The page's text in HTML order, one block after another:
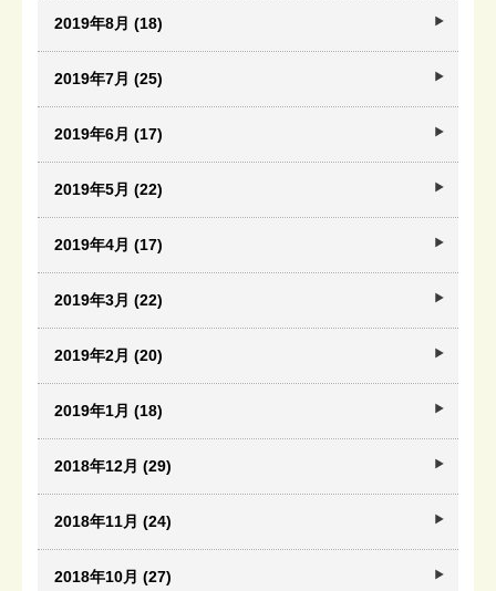
2019年8月 (18)
2019年7月 (25)
2019年6月 (17)
2019年5月 (22)
2019年4月 (17)
2019年3月 (22)
2019年2月 (20)
2019年1月 (18)
2018年12月 (29)
2018年11月 (24)
2018年10月 (27)